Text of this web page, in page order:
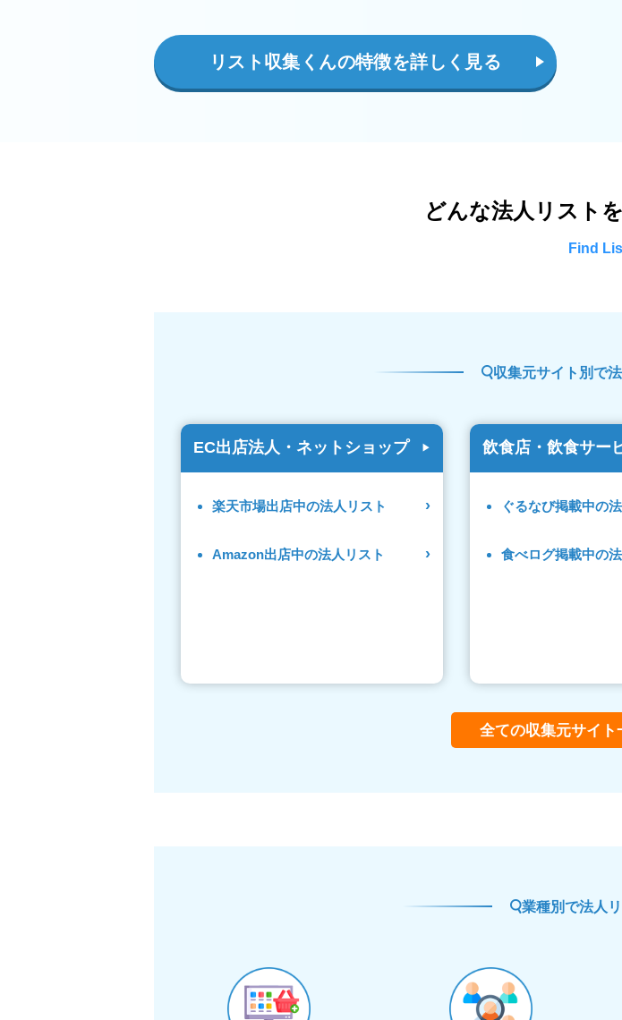
リスト収集くんの特徴を詳しく見る
どんな法人リスト
Find
収集元サイト別で
EC出店法人・ネットショップ
楽天市場出店中の法人リスト
Amazon出店中の法人リスト
飲食店・飲食サー
ぐるなび掲載中の
食べログ掲載中の
全ての収集元サイ
業種別で法人